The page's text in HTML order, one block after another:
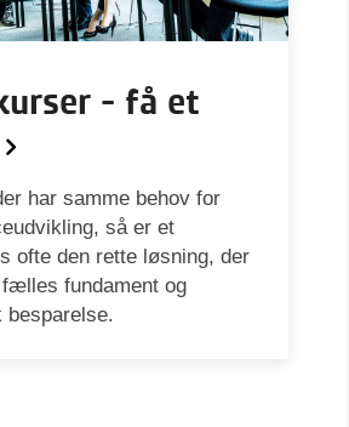
- få et
har samme behov for
så er et
ofte den rette løsning, der
fundament og
besparelse.